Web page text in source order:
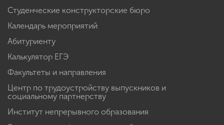
Студенческие конструкторские бюро
Календарь мероприятий
Абитуриенту
Калькулятор ЕГЭ
Факультеты и направления
Центр по трудоустройству выпускников и
социальному партнерству
Институт непрерывного образования